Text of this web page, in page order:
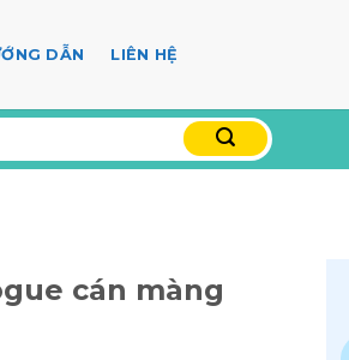
DẪN LIÊN HỆ
cán màng